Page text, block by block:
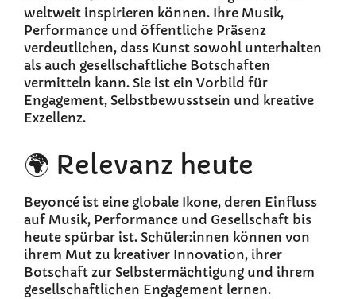
weltweit inspirieren können. Ihre Musik,
Performance und öffentliche Präsenz
verdeutlichen, dass Kunst sowohl unterhalten
als auch gesellschaftliche Botschaften
vermitteln kann. Sie ist ein Vorbild für
Engagement, Selbstbewusstsein und kreative
Exzellenz.
🌍 Relevanz heute
Beyoncé ist eine globale Ikone, deren Einfluss
auf Musik, Performance und Gesellschaft bis
heute spürbar ist. Schüler:innen können von
ihrem Mut zu kreativer Innovation, ihrer
Botschaft zur Selbstermächtigung und ihrem
gesellschaftlichen Engagement lernen.